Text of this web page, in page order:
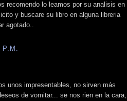
recomendo lo leamos por su analisis en
y buscare su libro en alguna libreria
agotado..
unos impresentables, no sirven más
de vomitar... se nos rien en la cara,